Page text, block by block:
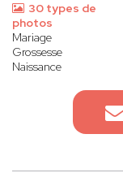
30 types de
photos
Mariage
Grossesse
Naissance